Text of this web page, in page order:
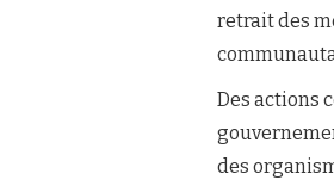
retrait des
Des actions
des